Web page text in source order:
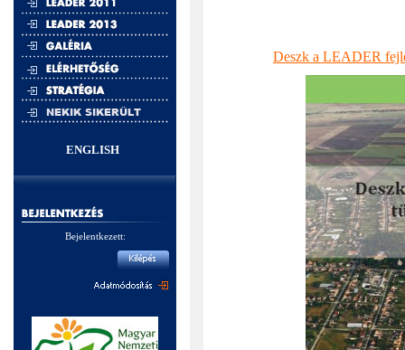
NEKIK SIKERÜLT
ENGLISH
Bejelentkezett:
Deszk a LEADER